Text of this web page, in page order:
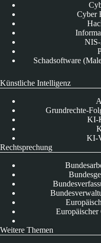
Cyber
Schadsoftware
Künstliche Intelligenz
Grundrechte-
KI-
KI-
Rechtsprechung
Weitere Themen